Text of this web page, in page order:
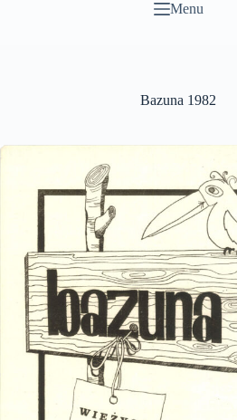
Menu
Bazuna 1982